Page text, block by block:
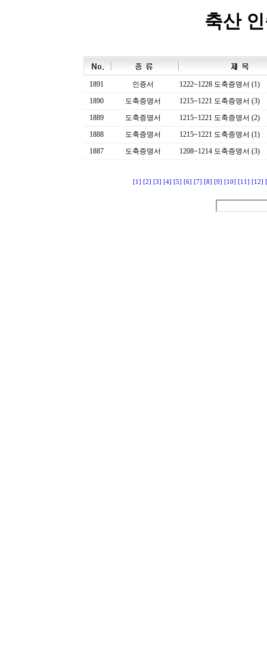
축산
1891 인증서
1222~1228 도축증명서 (1)
1890
도축증명서
1215~1221 도축증명서 (3)
1889
도축증명서
1215~1221 도축증명서 (2)
1888
도축증명서
1215~1221 도축증명서 (1)
1887
도축증명서 1208~1214 도축증명서 (3)
[1] [2] [3] [4] [5] [6] [7] [8] [9] [10] [11] [12]